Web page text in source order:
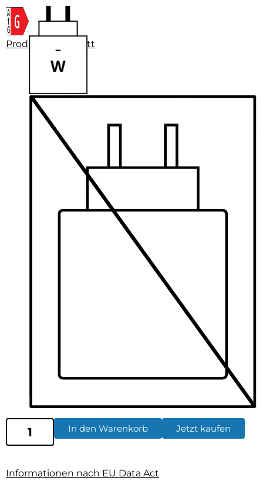
Produktdatenblatt
In den Warenkorb Jetzt kaufen
Informationen nach EU Data Act